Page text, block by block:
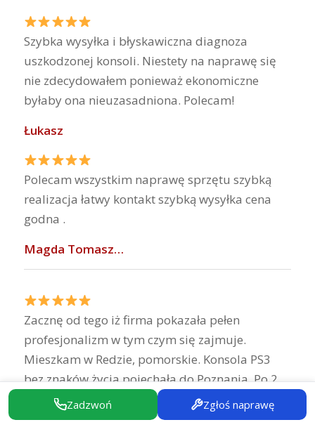
Szybka wysyłka i błyskawiczna diagnoza
uszkodzonej konsoli. Niestety na naprawę się
nie zdecydowałem ponieważ ekonomiczne
byłaby ona nieuzasadniona. Polecam!
Łukasz
Polecam wszystkim naprawę sprzętu szybką
realizacja łatwy kontakt szybką wysyłka cena
godna .
Magda Tomasz…
Zacznę od tego iż firma pokazała pełen
profesjonalizm w tym czym się zajmuje.
Mieszkam w Redzie, pomorskie. Konsola PS3
bez znaków życia pojechała do Poznania. Po 2
dniach diagnoza wysiadł moduł APU na płycie
głównej oraz moduł zasilający. Naprawa jak i
Zadzwoń Zgłoś naprawę